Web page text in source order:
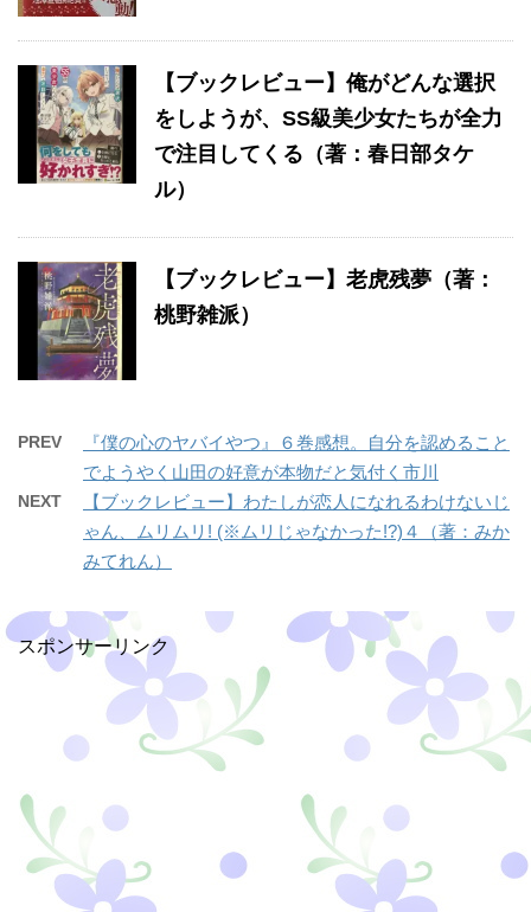
【ブックレビュー】俺がどんな選択
をしようが、SS級美少女たちが全力
で注目してくる（著：春日部タケ
ル）
【ブックレビュー】老虎残夢（著：
桃野雑派）
PREV
『僕の心のヤバイやつ』６巻感想。自分を認めること
でようやく山田の好意が本物だと気付く市川
NEXT
【ブックレビュー】わたしが恋人になれるわけないじ
ゃん、ムリムリ! (※ムリじゃなかった!?)４（著：みか
みてれん）
スポンサーリンク